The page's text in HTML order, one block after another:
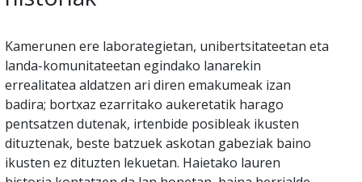
Kamerunen ere laborategietan, unibertsitateetan eta
landa-komunitateetan egindako lanarekin
errealitatea aldatzen ari diren emakumeak izan
badira; bortxaz ezarritako aukeretatik harago
pentsatzen dutenak, irtenbide posibleak ikusten
dituztenak, beste batzuek askotan gabeziak baino
ikusten ez dituzten lekuetan. Haietako lauren